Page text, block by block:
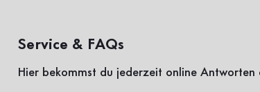
Service & FAQs
Hier bekommst du jederzeit online Antworten